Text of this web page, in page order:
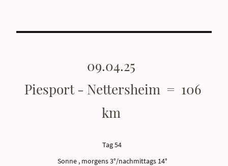
09.04.25
Piesport - Nettersheim = 106
km
Tag 54
Sonne , morgens 3°/nachmittags 14°